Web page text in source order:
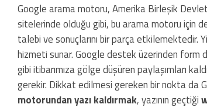
Google arama motoru, Amerika Birleşik
sitelerinde olduğu gibi, bu arama motoru için
talebi ve sonuçlarını bir parça etkilemektedir.
hizmeti sunar. Google destek üzerinden form
gibi itibarımıza gölge düşüren paylaşımları
gerekir. Dikkat edilmesi gereken bir nokta da
motorundan yazı kaldırmak, yazının geçtiği